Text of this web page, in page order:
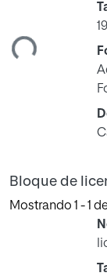
Bloque de
Mostrando 1 - 1